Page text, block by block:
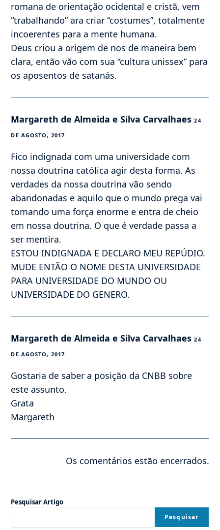
romana de orientação ocidental e cristã, vem
“trabalhando” ara criar “costumes”, totalmente
incoerentes para a mente humana.
Deus criou a origem de nos de maneira bem
clara, então vão com sua “cultura unissex” para
os aposentos de satanás.
Margareth de Almeida e Silva Carvalhaes24
DE AGOSTO, 2017
Fico indignada com uma universidade com
nossa doutrina católica agir desta forma. As
verdades da nossa doutrina vão sendo
abandonadas e aquilo que o mundo prega vai
tomando uma força enorme e entra de cheio
em nossa doutrina. O que é verdade passa a
ser mentira.
ESTOU INDIGNADA E DECLARO MEU REPÚDIO.
MUDE ENTÃO O NOME DESTA UNIVERSIDADE
PARA UNIVERSIDADE DO MUNDO OU
UNIVERSIDADE DO GENERO.
Margareth de Almeida e Silva Carvalhaes24
DE AGOSTO, 2017
Gostaria de saber a posição da CNBB sobre
este assunto.
Grata
Margareth
Os comentários estão encerrados.
Pesquisar Artigo
Pesquisar